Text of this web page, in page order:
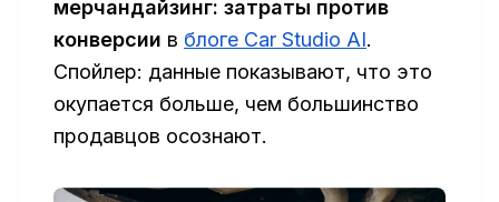
мерчандайзинг: затраты против
конверсии в блоге Car Studio AI.
Спойлер: данные показывают, что это
окупается больше, чем большинство
продавцов осознают.